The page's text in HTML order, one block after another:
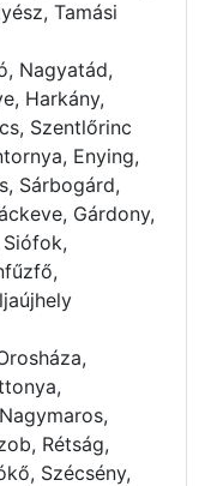
Tamási
Nagyatád,
Harkány,
Szentlőrinc
Enying,
Sárbogárd,
Gárdony,
Rétság,
Szécsény,